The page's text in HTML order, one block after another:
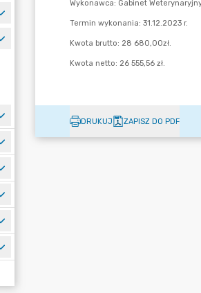
DRUKUJ ZAPISZ DO PDF